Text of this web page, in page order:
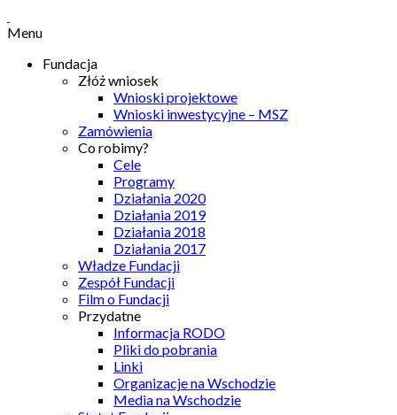
Menu
Fundacja
Złóż wniosek
Wnioski projektowe
Wnioski inwestycyjne – MSZ
Zamówienia
Co robimy?
Cele
Programy
Działania 2020
Działania 2019
Działania 2018
Działania 2017
Władze Fundacji
Zespół Fundacji
Film o Fundacji
Przydatne
Informacja RODO
Pliki do pobrania
Linki
Organizacje na Wschodzie
Media na Wschodzie